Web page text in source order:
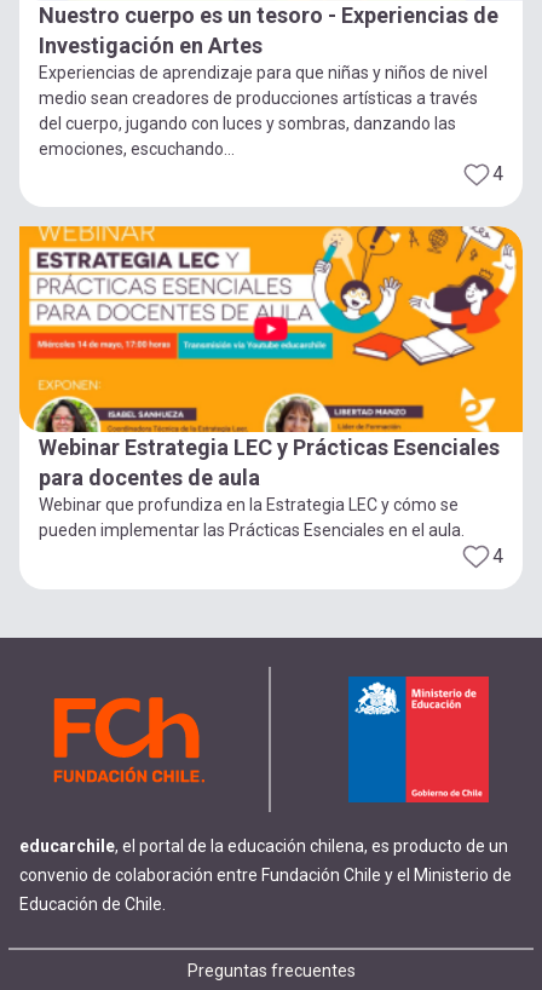
Nuestro cuerpo es un tesoro - Experiencias de
Investigación en Artes
Experiencias de aprendizaje para que niñas y niños de nivel
medio sean creadores de producciones artísticas a través
del cuerpo, jugando con luces y sombras, danzando las
emociones, escuchando...
4
Webinar Estrategia LEC y Prácticas Esenciales
para docentes de aula
Webinar que profundiza en la Estrategia LEC y cómo se
pueden implementar las Prácticas Esenciales en el aula.
4
educarchile, el portal de la educación chilena, es producto de un
convenio de colaboración entre Fundación Chile y el Ministerio de
Educación de Chile.
Preguntas frecuentes